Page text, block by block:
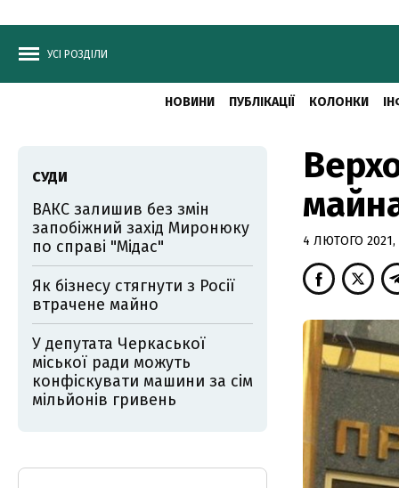
УСІ РОЗДІЛИ
НОВИНИ ПУБЛІКАЦІЇ КОЛОНКИ
4 ЛЮТОГО 2021,
СУДИ
ВАКС залишив без змін
запобіжний захід Миронюку
по справі "Мідас"
Як бізнесу стягнути з Росії
втрачене майно
У депутата Черкаської
міської ради можуть
конфіскувати машини за сім
мільйонів гривень